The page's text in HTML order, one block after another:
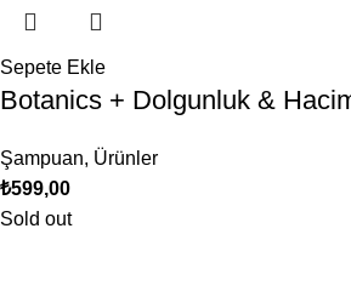
Sepete Ekle
Botanics + Dolgunluk &
Şampuan, Ürünler
₺599,00
Sold out